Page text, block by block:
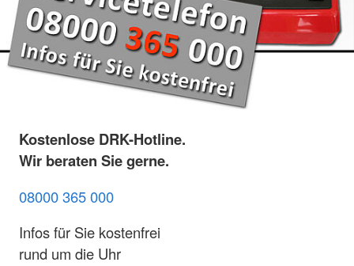
Kostenlose DRK-Hotline.
Wir beraten Sie gerne.
08000 365 000
Infos für Sie kostenfrei
rund um die Uhr